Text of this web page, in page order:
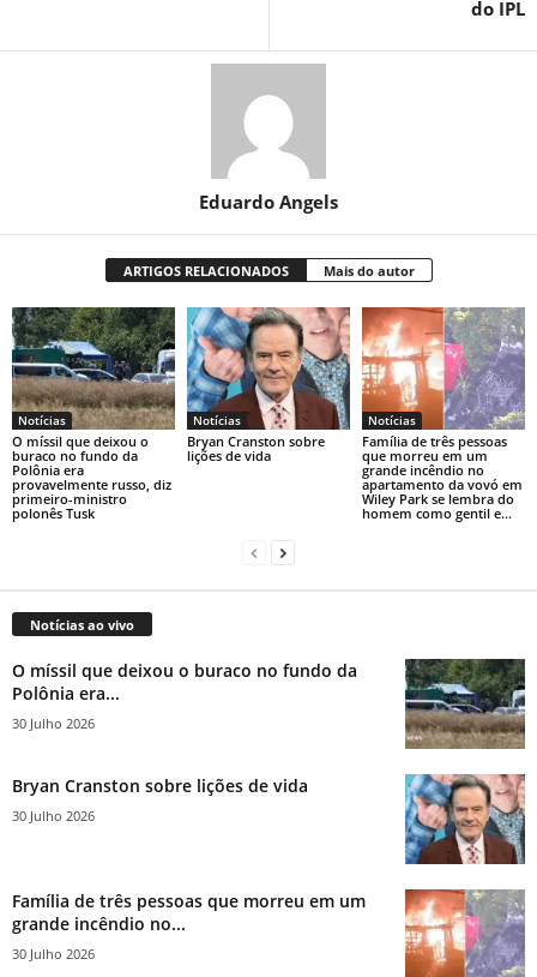
do IPL
Eduardo Angels
ARTIGOS RELACIONADOS Mais do autor
Notícias
O míssil que deixou o
buraco no fundo da
Polônia era
provavelmente russo, diz
primeiro-ministro
polonês Tusk
Notícias
Bryan Cranston sobre
lições de vida
Notícias
Família de três pessoas
que morreu em um
grande incêndio no
apartamento da vovó em
Wiley Park se lembra do
homem como gentil e...
Notícias ao vivo
O míssil que deixou o buraco no fundo da
Polônia era...
30 Julho 2026
Bryan Cranston sobre lições de vida
30 Julho 2026
Família de três pessoas que morreu em um
grande incêndio no...
30 Julho 2026